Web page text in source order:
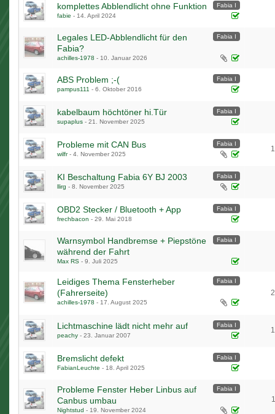
Fabia I
komplettes Abblendlicht ohne Funktion
fabie - 14. April 2024
Fabia I
Legales LED-Abblendlicht für den
Fabia?
achilles-1978 - 10. Januar 2026
Fabia I
ABS Problem ;-(
pampus111 - 6. Oktober 2016
Fabia I
kabelbaum höchtöner hi.Tür
supaplus - 21. November 2025
Fabia I
Probleme mit CAN Bus
wilfr- 4. November 2025
Fabia I
KI Beschaltung Fabia 6Y BJ 2003
llirg - 8. November 2025
Fabia I
OBD2 Stecker / Bluetooth + App
frechbacon - 29. Mai 2018
Fabia I
Warnsymbol Handbremse + Piepstöne
während der Fahrt
Max RS - 9. Juli 2025
Fabia I
Leidiges Thema Fensterheber
(Fahrerseite)
achilles-1978 - 17. August 2025
Fabia I
Lichtmaschine lädt nicht mehr auf
peachy - 23. Januar 2007
Fabia I
Bremslicht defekt
FabianLeuchte - 18. April 2025
Fabia I
Probleme Fenster Heber Linbus auf
Canbus umbau
Nightstud - 19. November 2024